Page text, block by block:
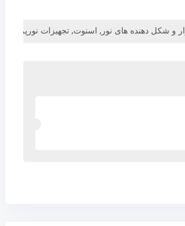
و شکل دهنده های نور , اسنوت, تجهیزات نورپردازی